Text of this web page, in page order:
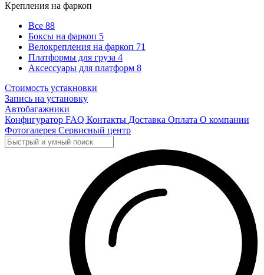
Крепления на фаркоп
Все 88
Боксы на фаркоп 5
Велокрепления на фаркоп 71
Платформы для груза 4
Аксессуары для платформ 8
Стоимость устакновки
Запись на установку
Автобагажники
Конфигуратор FAQ Контакты Доставка Оплата О компании
Фотогалерея Сервисный центр